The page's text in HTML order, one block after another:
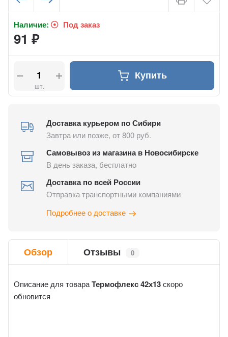
Наличие: Под заказ
91₽
шт.
Купить
Доставка курьером по Сибири
Завтра или позже, от 800 руб.
Самовывоз из магазина в Новосибирске
В день заказа, бесплатно
Доставка по всей России
Отправка транспортными компаниями
Подробнее о доставке
Обзор Отзывы 0
Описание для товараТермофлекс 42х13скоро
обновится